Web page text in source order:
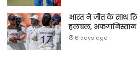
भारत ने जीत के साथ
हलचल, अफगानिस्तान
6 days ago